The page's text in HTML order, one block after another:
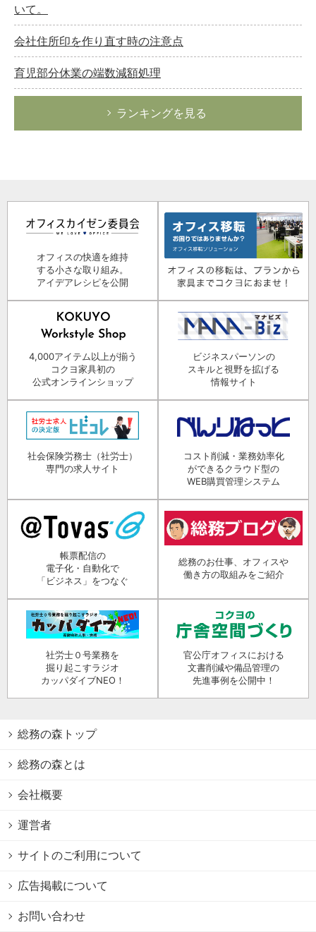
いて。
会社住所印を作り直す時の注意点
育児部分休業の端数減額処理
ランキングを見る
オフィスの快適を維持
する小さな取り組み。
アイデアレシピを公開
4,000アイテム以上が揃う
コクヨ家具初の
公式オンラインショップ
ビジネスパーソンの
スキルと視野を拡げる
情報サイト
社会保険労務士（社労士）
専門の求人サイト
コスト削減・業務効率化
ができるクラウド型の
WEB購買管理システム
帳票配信の
電子化・自動化で
「ビジネス」をつなぐ
総務のお仕事、オフィスや
働き方の取組みをご紹介
社労士０号業務を
掘り起こすラジオ
カッパダイブNEO！
官公庁オフィスにおける
文書削減や備品管理の
先進事例を公開中！
総務の森トップ
総務の森とは
会社概要
運営者
サイトのご利用について
広告掲載について
お問い合わせ